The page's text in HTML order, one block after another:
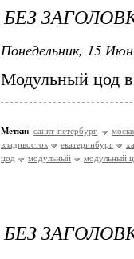
БЕЗ
Понедельник, 15
Модульный цод
Метки: санкт-петербург
владивосток
екатеринбург
цод
модульный модульный
БЕЗ